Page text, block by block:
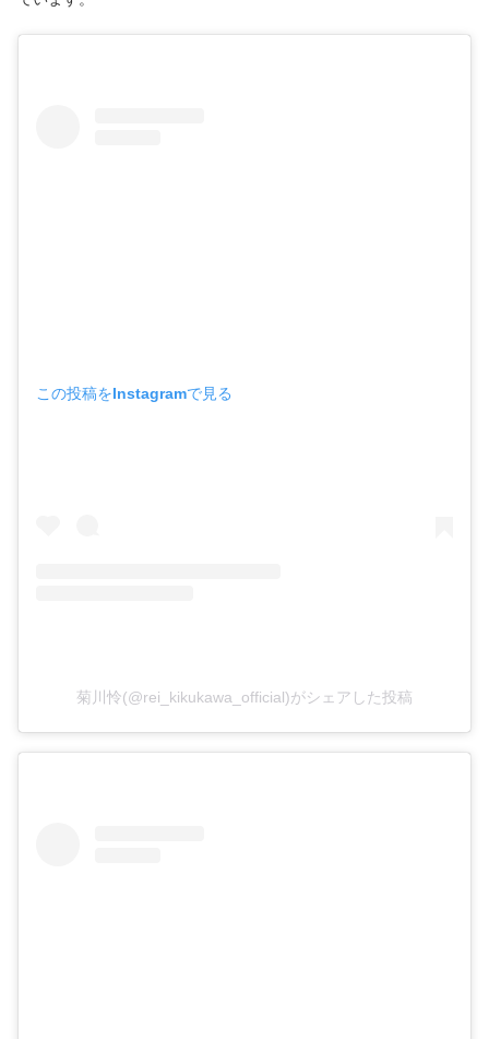
この投稿をInstagramで見る
菊川怜(@rei_kikukawa_official)がシェアした投稿